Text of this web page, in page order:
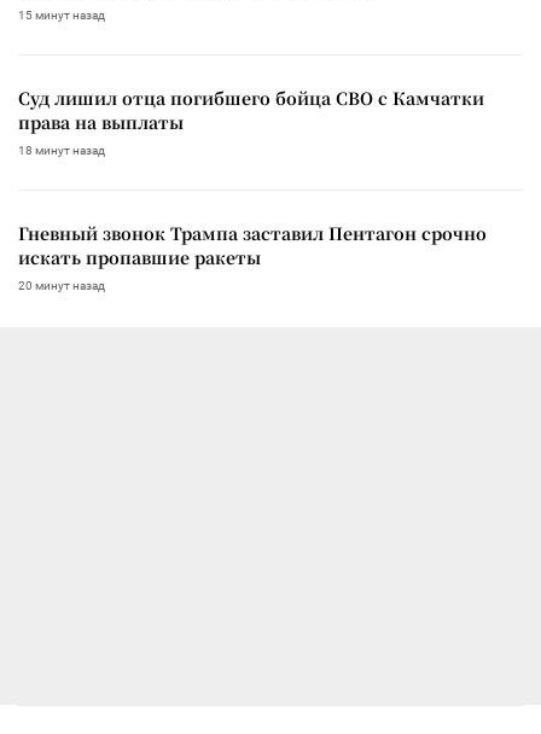
15 минут назад
Суд лишил отца погибшего бойца СВО с Камчатки
права на выплаты
18 минут назад
Гневный звонок Трампа заставил Пентагон срочно
искать пропавшие ракеты
20 минут назад